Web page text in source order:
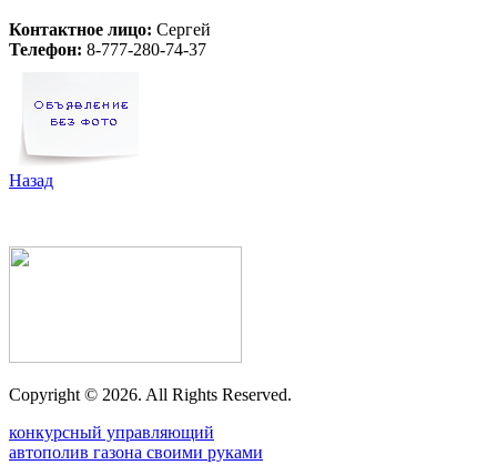
Контактное лицо: Сергей
Телефон: 8-777-280-74-37
Назад
Copyright © 2026. All Rights Reserved.
конкурсный управляющий
автополив газона своими руками